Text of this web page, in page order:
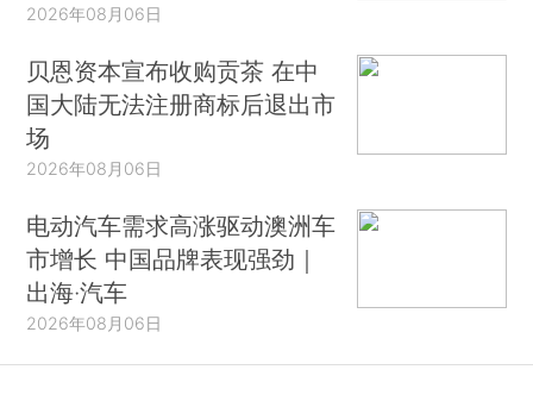
2026年08月06日
贝恩资本宣布收购贡茶 在中
国大陆无法注册商标后退出市
场
2026年08月06日
电动汽车需求高涨驱动澳洲车
市增长 中国品牌表现强劲｜
出海·汽车
2026年08月06日